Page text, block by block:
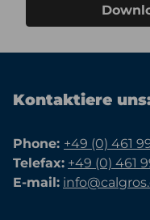
Kontaktiere
Phone: +49 (0) 461
Telefax: +49 (0) 461
E-mail: